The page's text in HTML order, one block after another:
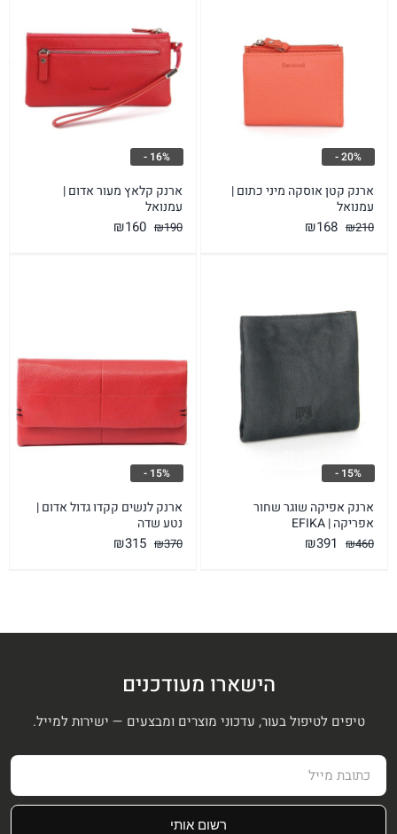
ארנק קטן אוסקה מיני כתום |
עמנואל
₪210
המחיר
₪168
20% -
ארנק קלאץ מעור אדום |
עמנואל
₪190
המחיר
₪160
16% -
ארנק אפיקה שוגר שחור
אפריקה | EFIKA
₪460
המחיר
₪391
15% -
ארנק לנשים קקדו גדול אדום |
נטע שדה
₪370
המחיר
₪315
15% -
הישארו מעודכנים
טיפים לטיפול בעור, עדכוני מוצרים ומבצעים — ישירות למייל.
רשום אותי